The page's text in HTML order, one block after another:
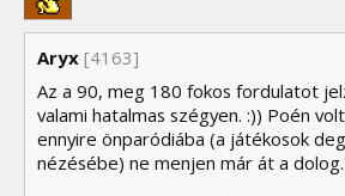
Aryx [4163]
Az a 90, meg 180 fokos fordulatot
valami hatalmas szégyen. :)) Poén
ennyire önparódiába (a játékosok
nézésébe) ne menjen már át a dolog.